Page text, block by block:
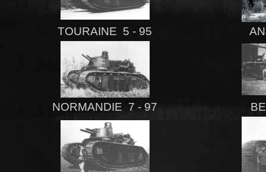
TOURAINE 5 - 95
NORMANDIE 7 - 97